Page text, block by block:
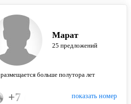
Марат
25 предложений
размещается больше полутора лет
показать номер
+7 (917) 877-27-69